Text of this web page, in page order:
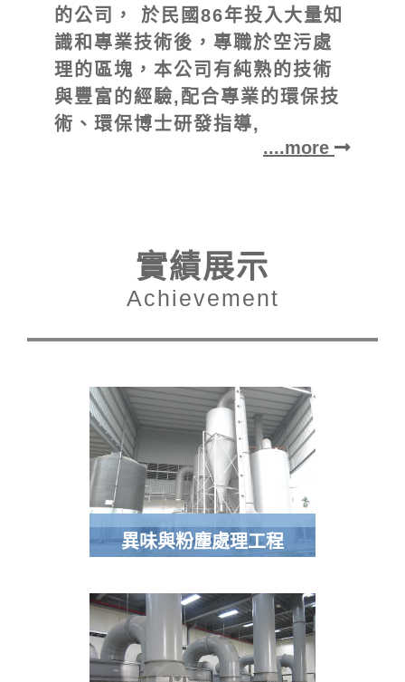
的公司， 於民國86年投入大量知
識和專業技術後，專職於空污處
理的區塊，本公司有純熟的技術
與豐富的經驗,配合專業的環保技
術、環保博士研發指導,
....more
實績展示
Achievement
異味與粉塵處理工程